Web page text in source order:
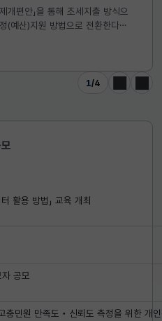
편안」을 통해 조세지출 방식으
(예산)지원 방법으로 전환한다고
1/4
이전 다음
활용 방법」 교육 개최
공모
충민원 만족도‧신뢰도 측정을 위한 개